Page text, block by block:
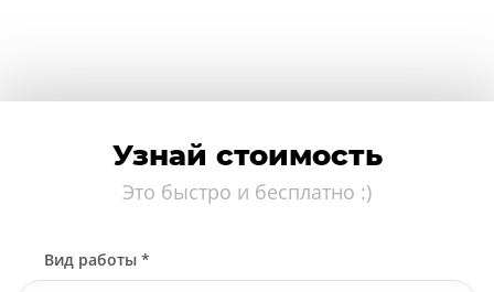
Узнай стоимость
Это быстро и бесплатно :)
Вид работы *